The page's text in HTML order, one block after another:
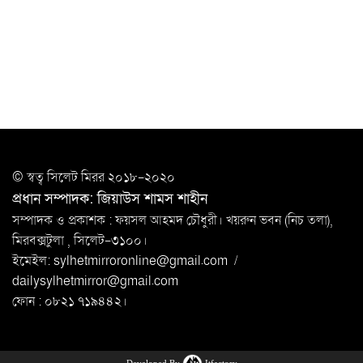
বিস্ফোরণ
মানববন্ধন
রপ্তানি বৃদ্ধিতে ক্ষুদ্র উদ্যোক্তাদের মেলা বুথ ভাড়া মওকুফ :
বাণিজ্যমন্ত্রী
মুক্তাদির-আরিফসহ ১৮ মন্ত্রীর পুলিশ এসকর্ট
প্রত্যাহার
© স্বত্ব সি‌লেট মিরর ২০১৮-২০২০
প্রধান সম্পাদক: জিয়াউস শামস শাহীন
সম্পাদক ও প্রকাশক : ফয়সল আহমদ চৌধুরী। খয়রুন ভবন (নিচ তলা),
মিরবক্সটুলা ,সি‌লেট-৩১০০।
ইমেইল:sylhetmirroronline@gmail.com /
dailysylhetmirror@gmail.com
ফোন : ০৮২১ ৭১৯৪৪২।